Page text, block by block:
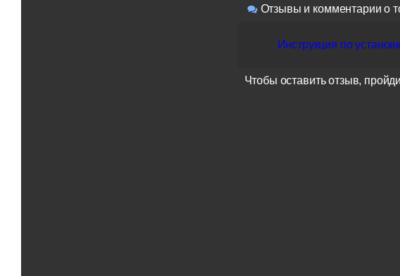
Отзывы и комментарии о
Инструкция по
Чтобы оставить отзыв,